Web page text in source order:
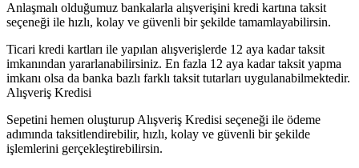
Anlaşmalı olduğumuz bankalarla alışverişini kredi kartına taksit
seçeneği ile hızlı, kolay ve güvenli bir şekilde tamamlayabilirsin.
Ticari kredi kartları ile yapılan alışverişlerde 12 aya kadar taksit
imkanından yararlanabilirsiniz. En fazla 12 aya kadar taksit yapma
imkanı olsa da banka bazlı farklı taksit tutarları uygulanabilmektedir.
Alışveriş Kredisi
Sepetini hemen oluşturup Alışveriş Kredisi seçeneği ile ödeme
adımında taksitlendirebilir, hızlı, kolay ve güvenli bir şekilde
işlemlerini gerçekleştirebilirsin.